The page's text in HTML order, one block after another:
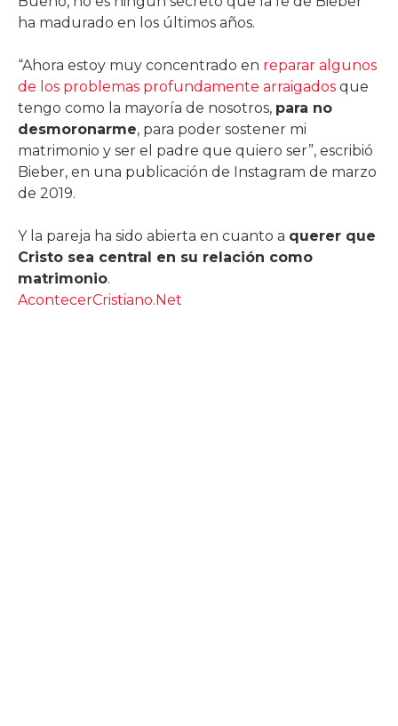
ha madurado en los últimos años.
“Ahora estoy muy concentrado en reparar algunos
de los problemas profundamente arraigados que
tengo como la mayoría de nosotros, para no
desmoronarme, para poder sostener mi
matrimonio y ser el padre que quiero ser”, escribió
Bieber, en una publicación de Instagram de marzo
de 2019.
Y la pareja ha sido abierta en cuanto a querer que
Cristo sea central en su relación como
matrimonio.
AcontecerCristiano.Net